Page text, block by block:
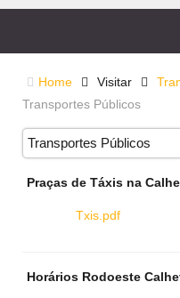
Home Visitar
Transportes Públicos
Transportes Públicos
Praças de Táxis na
Txis.pdf
Horários Rodoeste